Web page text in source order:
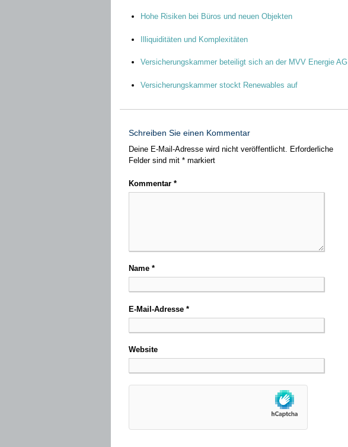
Hohe Risiken bei Büros und neuen Objekten
Illiquiditäten und Komplexitäten
Versicherungskammer beteiligt sich an der MVV Energie AG
Versicherungskammer stockt Renewables auf
Schreiben Sie einen Kommentar
Deine E-Mail-Adresse wird nicht veröffentlicht. Erforderliche
Felder sind mit * markiert
Kommentar *
Name *
E-Mail-Adresse *
Website